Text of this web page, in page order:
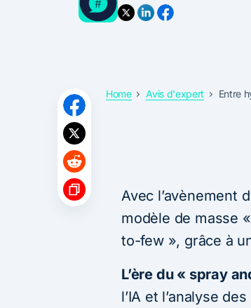
Home Avis d'expert Entre
Avec l’avènement
modèle de masse
to-few », grâce à
L’ère du « spray
l’IA et l’analyse